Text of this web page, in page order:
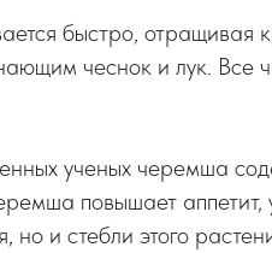
быстро, отращивая
чеснок и лук. Все
ученых черемша
повышает
но и стебли этого